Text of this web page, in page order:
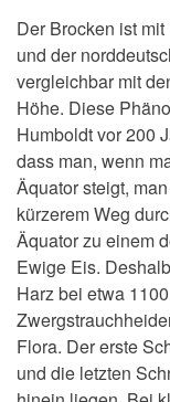
Der Brocken ist
und der
vergleichbar mit
Höhe. Diese
Humboldt vor 200
dass man, wenn
Äquator steigt,
kürzerem Weg
Äquator zu einem
Ewige Eis.
Harz bei etwa
Flora. Der erste
und die letzten